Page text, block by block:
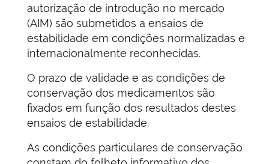
autorização de introdução no mercado
(AIM) são submetidos a ensaios de
estabilidade em condições normalizadas e
internacionalmente reconhecidas.
O prazo de validade e as condições de
conservação dos medicamentos são
fixados em função dos resultados destes
ensaios de estabilidade.
As condições particulares de conservação